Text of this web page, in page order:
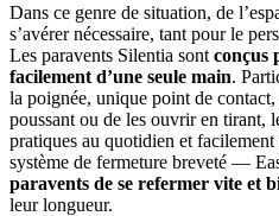
Dans ce genre de situation, de
s’avérer nécessaire, tant pour le
Les paravents Silentia sont conçus
facilement d’une seule main.
la poignée, unique point de
poussant ou de les ouvrir en tirant,
pratiques au quotidien et
système de fermeture breveté —
paravents de se refermer vite et
leur longueur.